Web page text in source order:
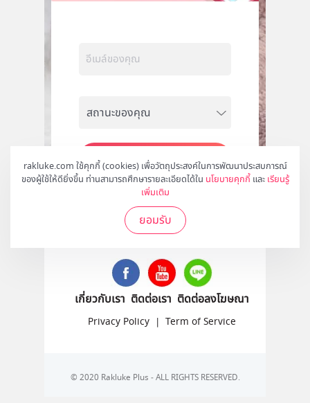
rakluke.com ใช้คุกกี้ (cookies) เพื่อวัตถุประสงค์ในการพัฒนาประสบการณ์
ของผู้ใช้ให้ดียิ่งขึ้น ท่านสามารถศึกษารายละเอียดได้ใน นโยบายคุกกี้ และ เรียนรู้
เพิ่มเติม
ยอมรับ
สมัคร
ติดตามเราได้ที่
เกี่ยวกับเรา ติดต่อเรา ติดต่อลงโฆษณา
Privacy Policy | Term of Service
© 2020 Rakluke Plus - ALL RIGHTS RESERVED.